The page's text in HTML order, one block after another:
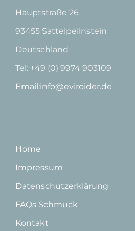
Hauptstraße 26
93455 Sattelpeilnstein
Deutschland
Tel: +49 (0) 9974 903109
Email:info@eviroider.de
Home
Impressum
Datenschutzerklärung
FAQs Schmuck
Kontakt